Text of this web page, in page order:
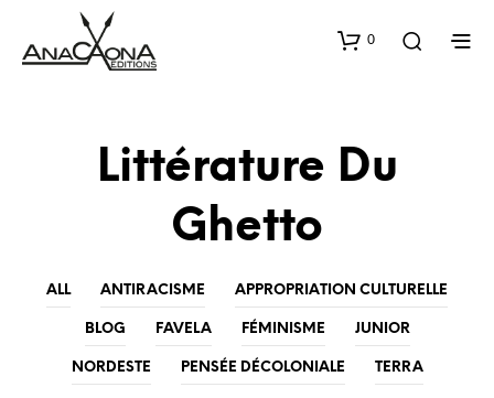
0
Littérature Du
Ghetto
ALL ANTIRACISME APPROPRIATION CULTURELLE
BLOG FAVELA FÉMINISME JUNIOR
NORDESTE PENSÉE DÉCOLONIALE TERRA